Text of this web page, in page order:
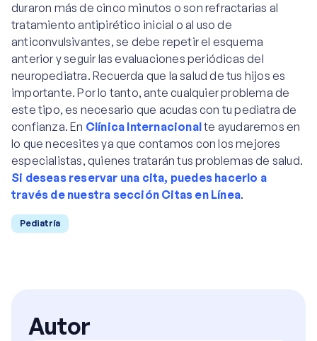
duraron más de cinco minutos o son refractarias al
tratamiento antipirético inicial o al uso de
anticonvulsivantes, se debe repetir el esquema
anterior y seguir las evaluaciones periódicas del
neuropediatra. Recuerda que la salud de tus hijos es
importante. Por lo tanto, ante cualquier problema de
este tipo, es necesario que acudas con tu pediatra de
confianza. En Clínica Internacionalte ayudaremos en
lo que necesites ya que contamos con los mejores
especialistas, quienes tratarán tus problemas de salud.
Si deseas reservar una cita, puedes hacerlo a
través de nuestra sección Citas en Línea.
Pediatría
Autor